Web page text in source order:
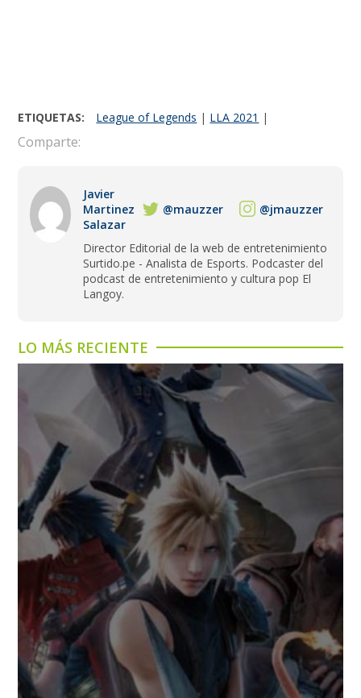
ETIQUETAS: League of Legends | LLA 2021 |
Comparte:
Javier
Martinez
Salazar
@mauzzer @jmauzzer
Director Editorial de la web de entretenimiento
Surtido.pe - Analista de Esports. Podcaster del
podcast de entretenimiento y cultura pop El
Langoy.
LO MÁS RECIENTE